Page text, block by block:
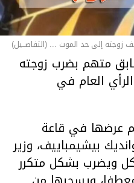
زوجته إلى حد الموت ... (التفاصــيل)
متهم بضرب زوجته
العام في
عرضها في قاعة
بيشيمباييف، وزير
ويضرب بشكل متكرر